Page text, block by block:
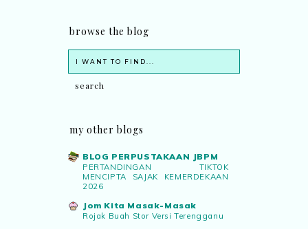
browse the blog
my other blogs
BLOG PERPUSTAKAAN JBPM
PERTANDINGAN TIKTOK
MENCIPTA SAJAK KEMERDEKAAN
2026
Jom Kita Masak-Masak
Rojak Buah Stor Versi Terengganu